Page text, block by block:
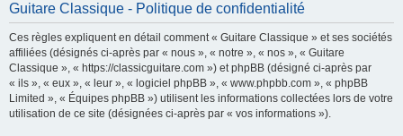
Guitare Classique - Politique de confidentialité
Ces règles expliquent en détail comment « Guitare Classique » et ses sociétés
affiliées (désignés ci-après par « nous », « notre », « nos », « Guitare
Classique », « https://classicguitare.com ») et phpBB (désigné ci-après par
« ils », « eux », « leur », « logiciel phpBB », « www.phpbb.com », « phpBB
Limited », « Équipes phpBB ») utilisent les informations collectées lors de votre
utilisation de ce site (désignées ci-après par « vos informations »).